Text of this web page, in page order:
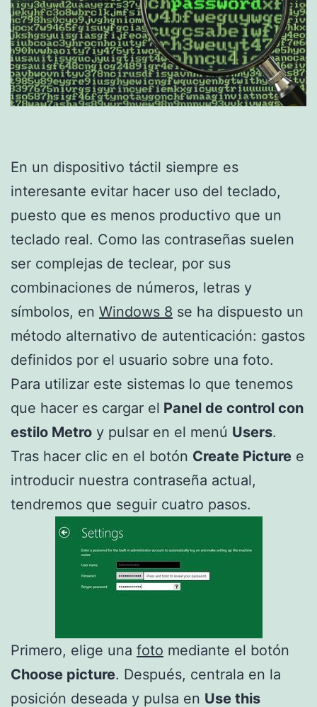
En un dispositivo táctil siempre es
interesante evitar hacer uso del teclado,
puesto que es menos productivo que un
teclado real. Como las contraseñas suelen
ser complejas de teclear, por sus
combinaciones de números, letras y
símbolos, en Windows 8 se ha dispuesto un
método alternativo de autenticación: gastos
definidos por el usuario sobre una foto.
Para utilizar este sistemas lo que tenemos
que hacer es cargar el Panel de control con
estilo Metro y pulsar en el menú Users.
Tras hacer clic en el botón Create Picture e
introducir nuestra contraseña actual,
tendremos que seguir cuatro pasos.
Primero, elige una foto mediante el botón
Choose picture. Después, centrala en la
posición deseada y pulsa en Use this